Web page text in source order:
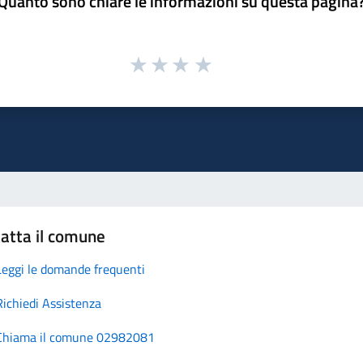
il comune
le domande frequenti
Assistenza
il comune 02982081